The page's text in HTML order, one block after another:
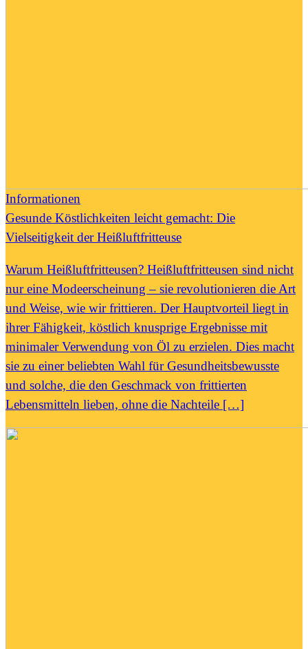
Informationen
Gesunde Köstlichkeiten leicht gemacht: Die
Vielseitigkeit der Heißluftfritteuse
Warum Heißluftfritteusen? Heißluftfritteusen sind nicht
nur eine Modeerscheinung – sie revolutionieren die Art
und Weise, wie wir frittieren. Der Hauptvorteil liegt in
ihrer Fähigkeit, köstlich knusprige Ergebnisse mit
minimaler Verwendung von Öl zu erzielen. Dies macht
sie zu einer beliebten Wahl für Gesundheitsbewusste
und solche, die den Geschmack von frittierten
Lebensmitteln lieben, ohne die Nachteile […]